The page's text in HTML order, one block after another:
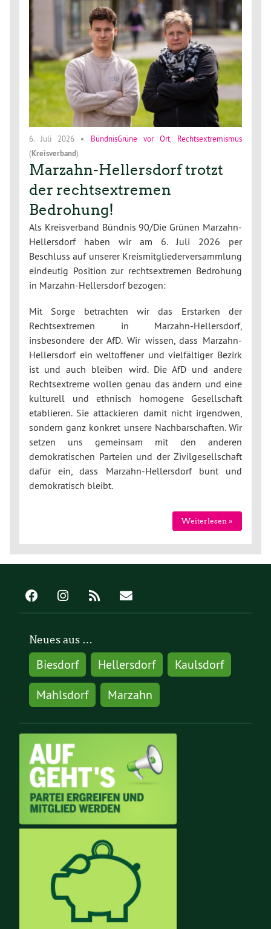
6. Juli 2026 • BündnisGrüne vor Ort, Rechtsextremismus
(Kreisverband)
Marzahn-Hellersdorf trotzt
der rechtsextremen
Bedrohung!
Als Kreisverband Bündnis 90/Die Grünen Marzahn-
Hellersdorf haben wir am 6. Juli 2026 per
Beschluss auf unserer Kreismitgliederversammlung
eindeutig Position zur rechtsextremen Bedrohung
in Marzahn-Hellersdorf bezogen:
Mit Sorge betrachten wir das Erstarken der
Rechtsextremen in Marzahn-Hellersdorf,
insbesondere der AfD. Wir wissen, dass Marzahn-
Hellersdorf ein weltoffener und vielfältiger Bezirk
ist und auch bleiben wird. Die AfD und andere
Rechtsextreme wollen genau das ändern und eine
kulturell und ethnisch homogene Gesellschaft
etablieren. Sie attackieren damit nicht irgendwen,
sondern ganz konkret unsere Nachbarschaften. Wir
setzen uns gemeinsam mit den anderen
demokratischen Parteien und der Zivilgesellschaft
dafür ein, dass Marzahn-Hellersdorf bunt und
demokratisch bleibt.
Weiterlesen »
Neues aus …
Biesdorf Hellersdorf
Kaulsdorf
Mahlsdorf
Marzahn